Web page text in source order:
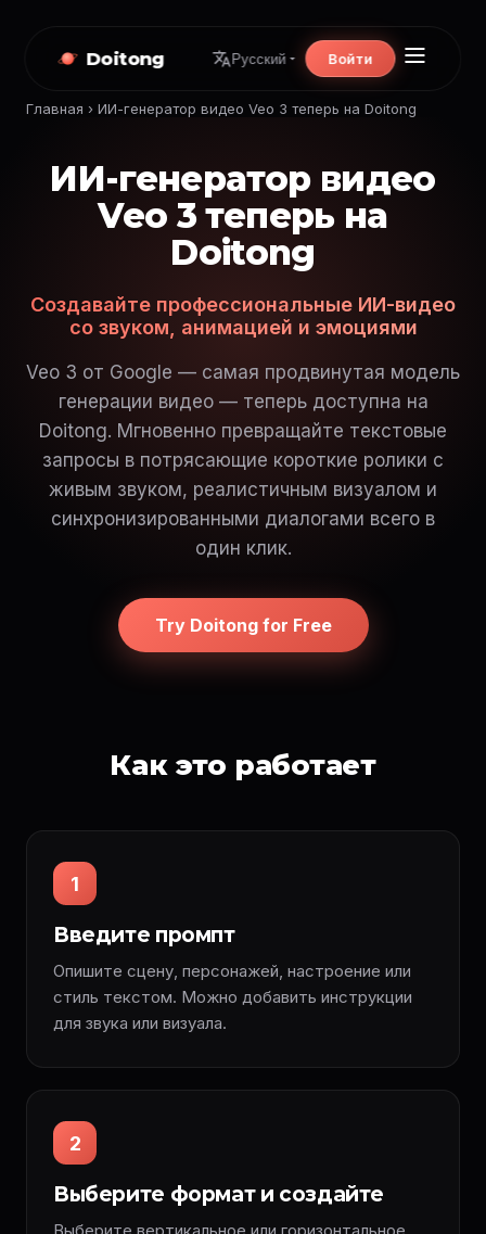
Doitong Русский Войти
Главная › ИИ-генератор видео Veo 3 теперь на Doitong
ИИ-генератор видео
Veo 3 теперь на
Doitong
Создавайте профессиональные ИИ-видео
со звуком, анимацией и эмоциями
Veo 3 от Google — самая продвинутая модель
генерации видео — теперь доступна на
Doitong. Мгновенно превращайте текстовые
запросы в потрясающие короткие ролики с
живым звуком, реалистичным визуалом и
синхронизированными диалогами всего в
один клик.
Try Doitong for Free
Как это работает
1
Введите промпт
Опишите сцену, персонажей, настроение или
стиль текстом. Можно добавить инструкции
для звука или визуала.
2
Выберите формат и создайте